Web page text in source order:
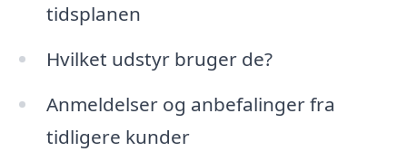
tidsplanen
Hvilket udstyr bruger de?
Anmeldelser og anbefalinger fra
tidligere kunder